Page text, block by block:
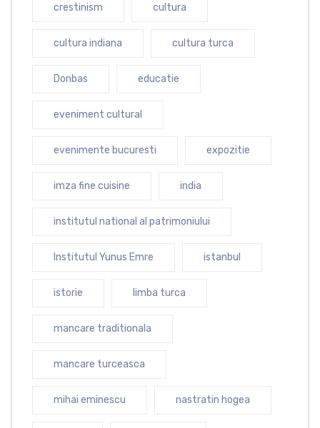
crestinism cultura
cultura indiana cultura turca
Donbas educatie
eveniment cultural
evenimente bucuresti expozitie
imza fine cuisine india
institutul national al patrimoniului
Institutul Yunus Emre istanbul
istorie limba turca
mancare traditionala
mancare turceasca
mihai eminescu nastratin hogea